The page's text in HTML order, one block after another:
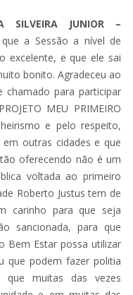
SILVEIRA JUNIOR –
a Sessão a nível de
excelente, e que ele sai
bonito. Agradeceu ao
chamado para participar
MEU PRIMEIRO
e pelo respeito,
outras cidades e que
oferecendo não é um
voltada ao primeiro
Roberto Justus tem de
carinho para que seja
sancionada, para que
Bem Estar possa utilizar
que podem fazer politia
que muitas das vezes